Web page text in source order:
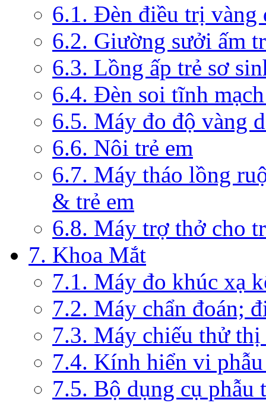
6.1. Đèn điều trị vàng
6.2. Giường sưởi ấm
6.3. Lồng ấp trẻ sơ
6.4. Đèn soi tĩnh
6.5. Máy đo độ vàng
6.6. Nôi trẻ em
6.7. Máy tháo lồng
& trẻ em
6.8. Máy trợ thở cho
7. Khoa Mắt
7.1. Máy đo khúc xạ
7.2. Máy chẩn đoán;
7.3. Máy chiếu thử
7.4. Kính hiển vi
7.5. Bộ dụng cụ phẫu